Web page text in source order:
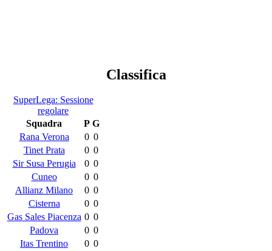
Classifica
SuperLega: Sessione
regolare
Squadra
P G
Rana Verona
0 0
Tinet Prata
0 0
Sir Susa Perugia
0 0
Cuneo
0 0
Allianz Milano
0 0
Cisterna
0 0
Gas Sales Piacenza 0 0
Padova
0 0
Itas Trentino
0 0